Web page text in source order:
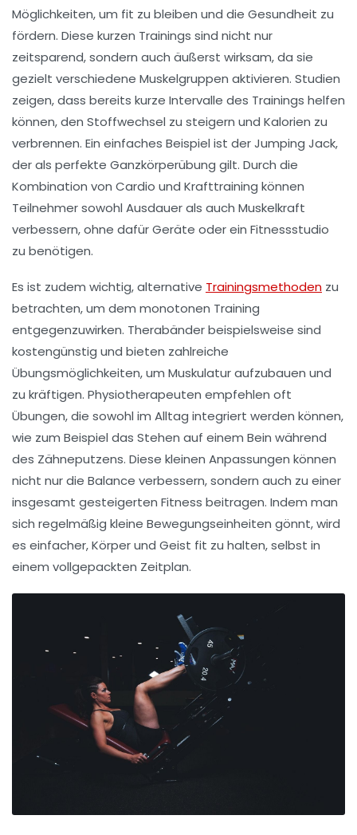
Möglichkeiten, um fit zu bleiben und die Gesundheit zu
fördern. Diese kurzen Trainings sind nicht nur
zeitsparend, sondern auch äußerst wirksam, da sie
gezielt verschiedene Muskelgruppen aktivieren. Studien
zeigen, dass bereits kurze Intervalle des Trainings helfen
können, den Stoffwechsel zu steigern und Kalorien zu
verbrennen. Ein einfaches Beispiel ist derJumping Jack,
der als perfekte Ganzkörperübung gilt. Durch die
Kombination von Cardio und Krafttraining können
Teilnehmer sowohl Ausdauer als auch Muskelkraft
verbessern, ohne dafür Geräte oder ein Fitnessstudio
zu benötigen.
Es ist zudem wichtig, alternative Trainingsmethoden zu
betrachten, um dem monotonen Training
entgegenzuwirken. Therabänderbeispielsweise sind
kostengünstig und bieten zahlreiche
Übungsmöglichkeiten, um Muskulatur aufzubauen und
zu kräftigen. Physiotherapeuten empfehlen oft
Übungen, die sowohl im Alltag integriert werden können,
wie zum Beispiel das Stehen auf einem Bein während
des Zähneputzens. Diese kleinen Anpassungen können
nicht nur die Balance verbessern, sondern auch zu einer
insgesamt gesteigerten Fitness beitragen. Indem man
sich regelmäßig kleine Bewegungseinheiten gönnt, wird
es einfacher, Körper und Geist fit zu halten, selbst in
einem vollgepackten Zeitplan.